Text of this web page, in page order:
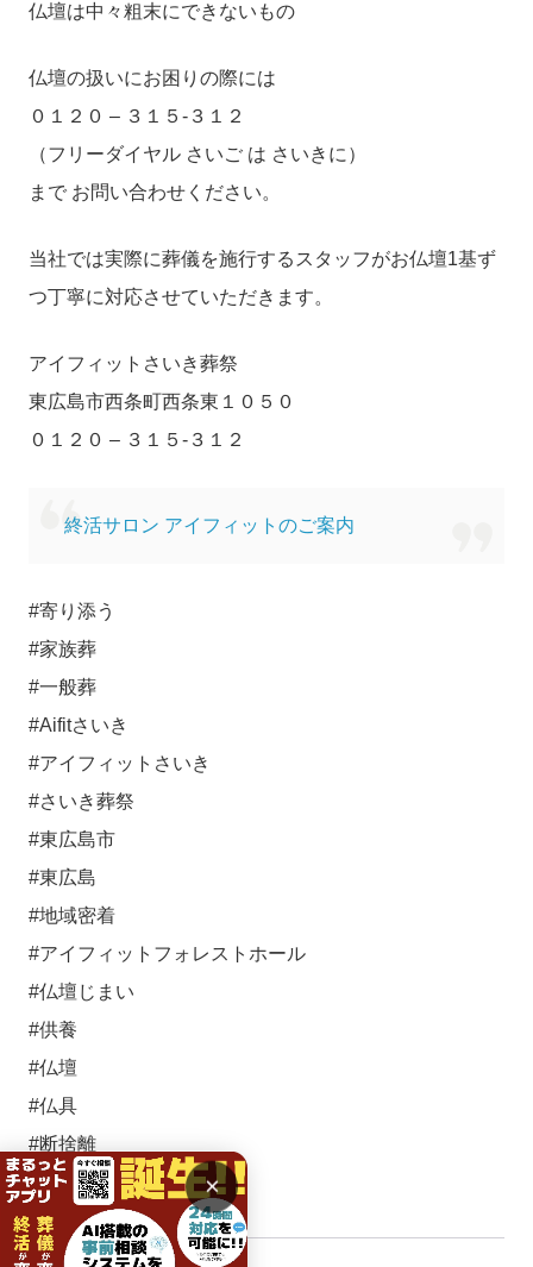
仏壇は中々粗末にできないもの
仏壇の扱いにお困りの際には
０１２０ – ３１５-３１２
（フリーダイヤル さいご は さいきに）
まで お問い合わせください。
当社では実際に葬儀を施行するスタッフがお仏壇1基ず
つ丁寧に対応させていただきます。
アイフィットさいき葬祭
東広島市西条町西条東１０５０
０１２０ – ３１５-３１２
終活サロン アイフィットのご案内
#寄り添う
#家族葬
#一般葬
#Aifitさいき
#アイフィットさいき
#さいき葬祭
#東広島市
#東広島
#地域密着
#アイフィットフォレストホール
#仏壇じまい
#供養
#仏壇
#仏具
#断捨離
#人形供養
×